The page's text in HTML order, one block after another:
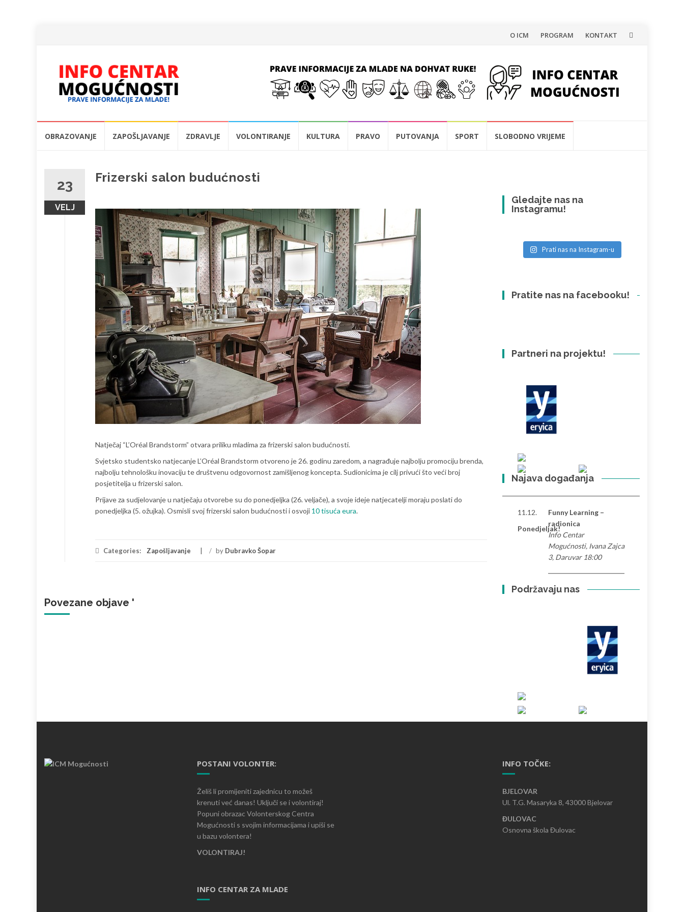
Skip
content
O ICM PROGRAM KONTAKT
OBRAZOVANJE ZAPOŠLJAVANJE ZDRAVLJE VOLONTIRANJE KULTURA PRAVO PUTOVANJA SPORT SLOBODNO VRIJEME
23
VELJ
Frizerski salon budućnosti
Natječaj “L’Oréal Brandstorm” otvara priliku mladima za frizerski salon budućnosti.
Svjetsko studentsko natjecanje L’Oréal Brandstorm otvoreno je 26. godinu zaredom, a nagrađuje najbolju promociju brenda,
najbolju tehnološku inovaciju te društvenu odgovornost zamišljenog koncepta. Sudionicima je cilj privući što veći broj
posjetitelja u frizerski salon.
Prijave za sudjelovanje u natječaju otvorebe su do ponedjeljka (26. veljače), a svoje ideje natjecatelji moraju poslati do
ponedjeljka (5. ožujka). Osmisli svoj frizerski salon budućnosti i osvoji 10 tisuća eura.
Categories: Zapošljavanje / by Dubravko Šopar
Povezane objave '
Gledajte nas na
Instagramu!
Prati nas na Instagram-u
Pratite nas na facebooku!
Partneri na projektu!
Najava događanja
11.12.
Ponedjeljak!
Funny Learning –
radionica
Info Centar
Mogućnosti, Ivana Zajca
3, Daruvar 18:00
Podržavaju nas
POSTANI VOLONTER:
Želiš li promijeniti zajednicu to možeš
krenuti već danas! Uključi se i volontiraj!
Popuni obrazac Volonterskog Centra
Mogućnosti s svojim informacijama i upiši se
u bazu volontera!
VOLONTIRAJ!
INFO CENTAR ZA MLADE
INFO TOČKE:
BJELOVAR
Ul. T.G. Masaryka 8, 43000 Bjelovar
ĐULOVAC
Osnovna škola Đulovac